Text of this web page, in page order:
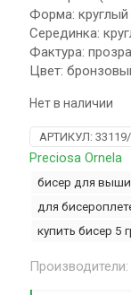
Форма: круглый
Серединка:
Фактура:
Цвет:
Нет в наличии
АРТИКУЛ:
Preciosa Ornela
бисер для
для
купить бисер 5
Производители: